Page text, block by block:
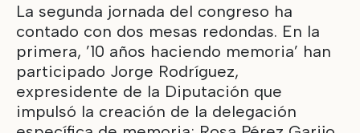
La segunda jornada del congreso ha
contado con dos mesas redondas. En la
primera, ’10 años haciendo memoria’ han
participado Jorge Rodríguez,
expresidente de la Diputación que
impulsó la creación de la delegación